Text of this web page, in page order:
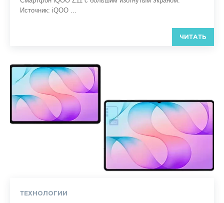
Источник: iQOO ...
ЧИТАТЬ
ТЕХНОЛОГИИ